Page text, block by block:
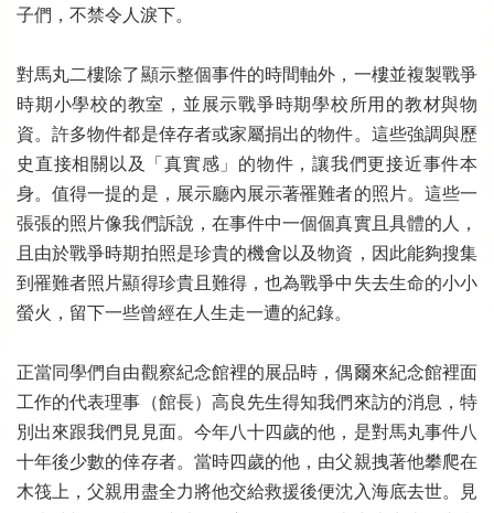
子們，不禁令人淚下。
對馬丸二樓除了顯示整個事件的時間軸外，一樓並複製戰爭
時期小學校的教室，並展示戰爭時期學校所用的教材與物
資。許多物件都是倖存者或家屬捐出的物件。這些強調與歷
史直接相關以及「真實感」的物件，讓我們更接近事件本
身。值得一提的是，展示廳內展示著罹難者的照片。這些一
張張的照片像我們訴說，在事件中一個個真實且具體的人，
且由於戰爭時期拍照是珍貴的機會以及物資，因此能夠搜集
到罹難者照片顯得珍貴且難得，也為戰爭中失去生命的小小
螢火，留下一些曾經在人生走一遭的紀錄。
正當同學們自由觀察紀念館裡的展品時，偶爾來紀念館裡面
工作的代表理事（館長）高良先生得知我們來訪的消息，特
別出來跟我們見見面。今年八十四歲的他，是對馬丸事件八
十年後少數的倖存者。當時四歲的他，由父親拽著他攀爬在
木筏上，父親用盡全力將他交給救援後便沈入海底去世。見